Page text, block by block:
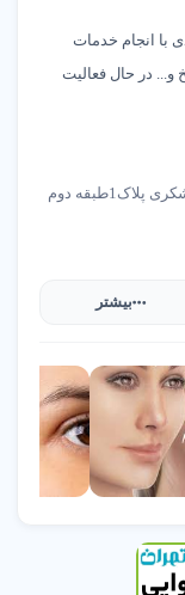
با انجام خدمات
و... در حال فعالیت
بیشتر